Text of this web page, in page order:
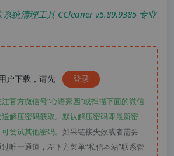
系统清理工具 CCleaner v5.89.9385 专业
户下载，请先 登录
官方微信号“心语家园“或扫描下面的微信
解压密码获取。默认解压密码即最新密
尝试其他密码。 如果链接失效或者需要
唯一通道，左下方菜单“私信本站”联系管